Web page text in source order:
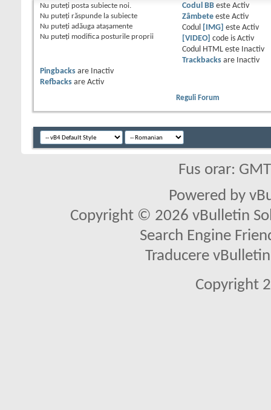
Nu puteţi posta subiecte noi.
Nu puteţi răspunde la subiecte
Nu puteţi adăuga ataşamente
Nu puteţi modifica posturile proprii
Codul BBeste Activ
Zâmbeteeste Activ
Codul
[IMG] este Activ
[VIDEO] code is Activ
Codul HTML este
Inactiv
Trackbacksare
Inactiv
Pingbacks are
Inactiv
Refbacks are Activ
Reguli Forum
Fus orar:
Powered by
Copyright © 2026 vBulletin
Search Engine
Traducere
Copyright